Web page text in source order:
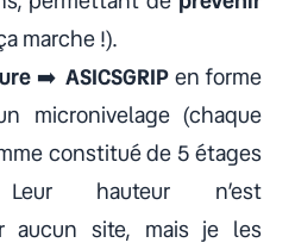
marche !).
➡️ASICSGRIPen forme
micronivelage (chaque
constitué de 5 étages
Leur hauteur n’est
aucun site, mais je les